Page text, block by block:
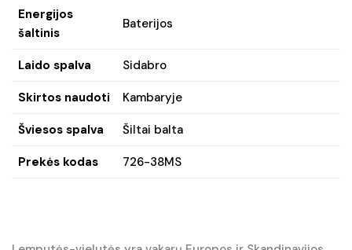
Energijos
šaltinis
Baterijos
Laido spalva Sidabro
Skirtos naudoti Kambaryje
Šviesos spalva Šiltai balta
Prekės kodas 726-38MS